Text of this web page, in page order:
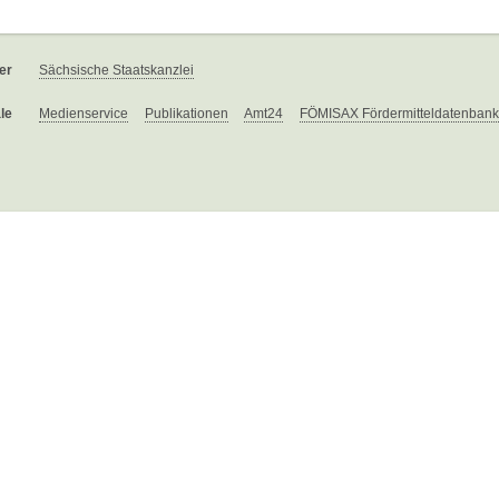
Sächsische Staatskanzlei
Medienservice Publikationen Amt24 FÖMISAX Fördermitteldatenbank